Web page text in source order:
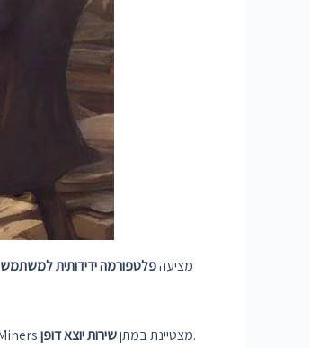
כאשר מחפשים לרכוש פרויקטים אקדמיים באינטרנט, GradeMiners מציעהפלטפורמה ידידותית למשתמש
. שביעות רצון הלקוחות היא בעלת חשיבות עליונה, ו-GradeMiners מצטיינת במתןשירות יוצא דופן .